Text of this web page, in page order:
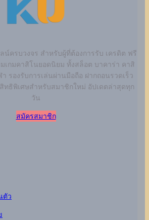
ลน์ครบวงจร สำหรับผู้ที่ต้องการรับ เครดิต ฟรี
เกมคาสิโนยอดนิยม ทั้งสล็อต บาคาร่า คาสิ
รองรับการเล่นผ่านมือถือ ฝากถอนรวดเร็ว
ธิพิเศษสำหรับสมาชิกใหม่ อัปเดตล่าสุดทุก
วัน
สมัครสมาชิก
ตัว